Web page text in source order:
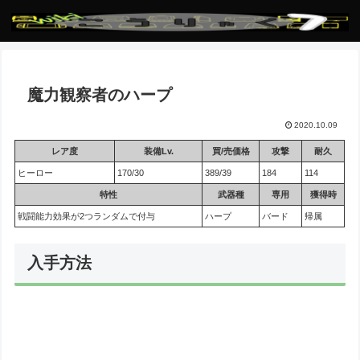
魔力観察者のハープ
2020.10.09
レア度 装備Lv. 買/売価格 攻撃 耐久
ヒーロー 170/30 389/39 184 114
特性 武器種 専用 獲得時
戦闘能力効果が2つランダムで付与 ハープ バード 帰属
入手方法